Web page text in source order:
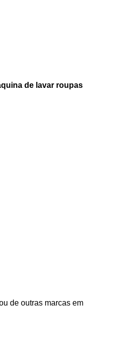
de lavar roupas
de outras marcas em